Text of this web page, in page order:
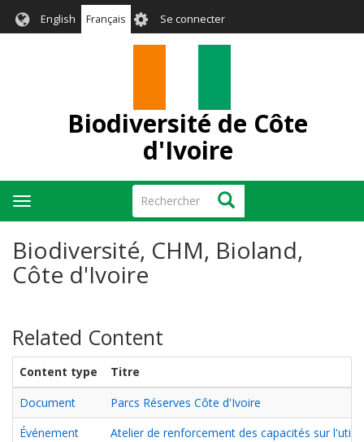
English Français User
account
Se connecter
Biodiversité de Côte
d'Ivoire
Rechercher Rechercher
Toggle
navigation
Biodiversité, CHM, Bioland,
Côte d'Ivoire
Related Content
Content type
Titre
Document
Parcs Réserves Côte d'Ivoire
Événement
Atelier de renforcement des capacités sur